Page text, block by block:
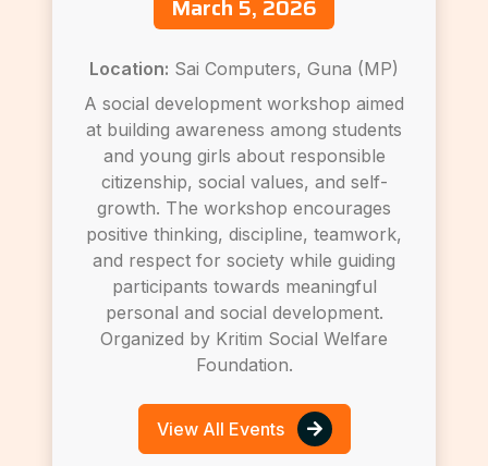
March 5, 2026
Location: Sai Computers, Guna (MP)
A social development workshop aimed
at building awareness among students
and young girls about responsible
citizenship, social values, and self-
growth. The workshop encourages
positive thinking, discipline, teamwork,
and respect for society while guiding
participants towards meaningful
personal and social development.
Organized by Kritim Social Welfare
Foundation.
View All Events